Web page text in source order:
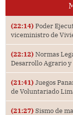
(22:14) Poder
viceministro de
(22:12) Normas
Desarrollo Agrario y
(21:41) Juegos
de Voluntariado
(21:27) Sismo de